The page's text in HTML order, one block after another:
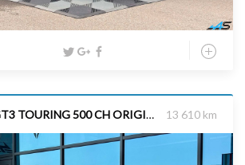
2024 150 cv
PORSCHE 911 GT3 TOURING 500 CH ORIGINE FRANCE SUIVI PORSCHE 13 610 km